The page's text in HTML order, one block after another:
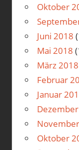
Oktober
Juni 2018
Mai 2018
März 2018
Februar
Januar
Oktober